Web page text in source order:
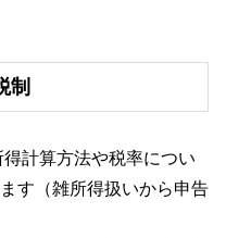
制
計算方法や税率につい
す（雑所得扱いから申告